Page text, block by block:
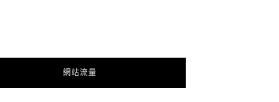
網站流量